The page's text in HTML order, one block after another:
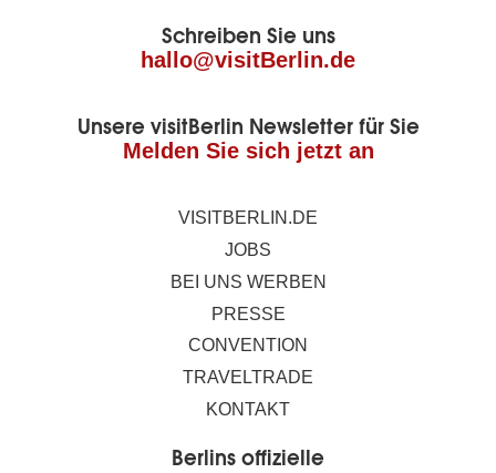
Seite
Schreiben Sie uns
hallo@visitBerlin.de
Unsere visitBerlin Newsletter für Sie
Melden Sie sich jetzt an
VISITBERLIN.DE
JOBS
BEI UNS WERBEN
PRESSE
CONVENTION
TRAVELTRADE
KONTAKT
Berlins offizielle